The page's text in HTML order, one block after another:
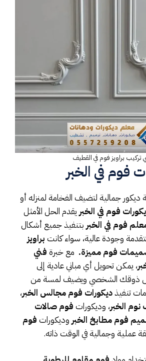
تركيب براويز فوم في القطيف
فوم في الخبر
جمالية لتضيف الفخامة لمنزله أو
فوم في الخبر يقدم الحل الأمثل
فوم في الخبر بتنفيذ جميع أشكال
وجودة عالية، سواء كانت براويز
فوم مميزة. مع خبرة فني
، يمكن تحويل أي مباني عادية إلى
ذوقك الشخصي ويضيف لمسة من
تنفيذديكورات فوم مجالس الخبر،
الخبر، وديكورات فوم صالات
فوم مطابخ الخبر وديكورات فوم
عملية وجمالية في الوقت ذاته.